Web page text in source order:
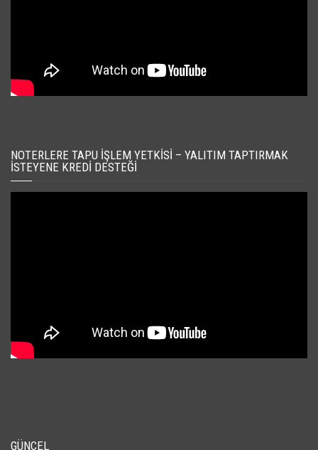
NOTERLERE TAPU İŞLEM YETKISI – YALITIM TAPTIRMAK
İSTEYENE KREDI DESTEĞI
GÜNCEL